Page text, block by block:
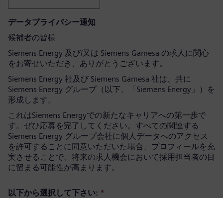
データプライバシー通知
候補者の皆様
Siemens Energy 及び/又は Siemens Gamesa の求人に関心
をお寄せいただき、ありがとうございます。
Siemens Energy 社及び Siemens Gamesa 社は、共に
Siemens Energy グループ（以下、「Siemens Energy」）を
形成します。
これはSiemens Energyでの新たなキャリアへの第一歩で
す。ぜひ応募を完了してください。すべての関連する
Siemens Energy グループ会社に個人データへのアクセス
を許可することに同意いただいた場合、プロフィールを充
実させることで、将来の求人機会において採用担当者の目
に留まる可能性が高まります。
以下から選択して下さい: *